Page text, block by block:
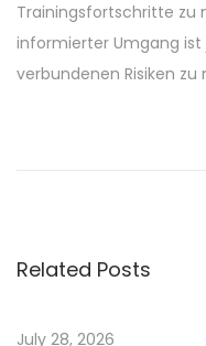
Trainingsfortschritte zu
informierter Umgang
verbundenen Risiken zu
o
p
Related Posts
July 28, 2026